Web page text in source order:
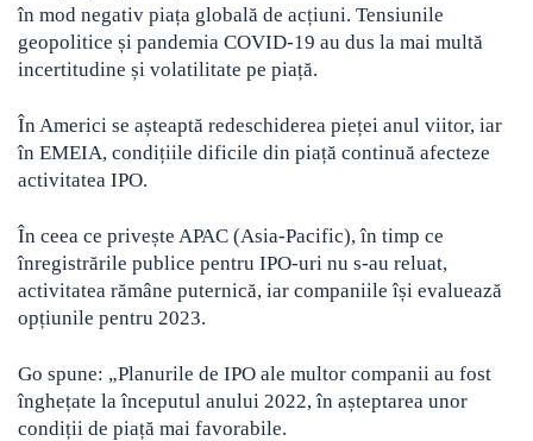
în mod negativ piața globală de acțiuni. Tensiunile
geopolitice și pandemia COVID-19 au dus la mai multă
incertitudine și volatilitate pe piață.
În Americi se așteaptă redeschiderea pieței anul viitor, iar
în EMEIA, condițiile dificile din piață continuă afecteze
activitatea IPO.
În ceea ce privește APAC (Asia-Pacific), în timp ce
înregistrările publice pentru IPO-uri nu s-au reluat,
activitatea rămâne puternică, iar companiile își evaluează
opțiunile pentru 2023.
Go spune: „Planurile de IPO ale multor companii au fost
înghețate la începutul anului 2022, în așteptarea unor
condiții de piață mai favorabile.